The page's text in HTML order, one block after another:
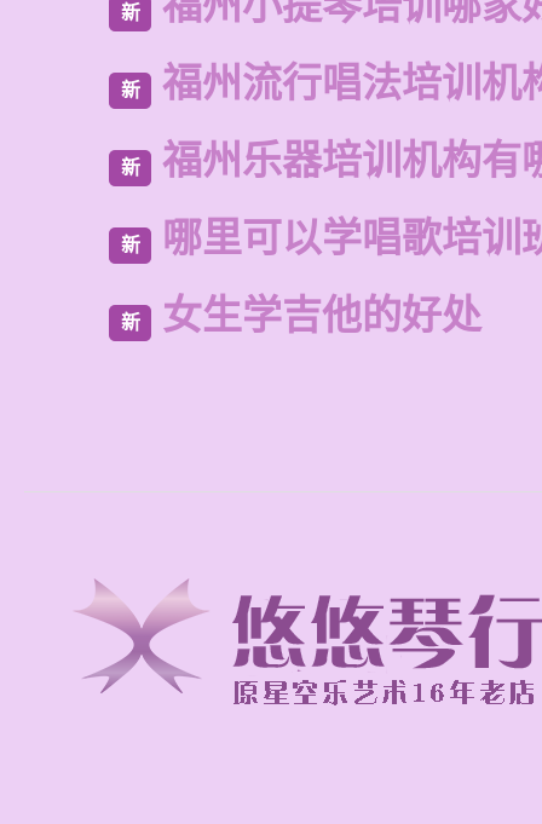
新
新 福州流行唱法培训机
新 福州乐器培训机构有
新 哪里可以学唱歌培训
新 女生学吉他的好处